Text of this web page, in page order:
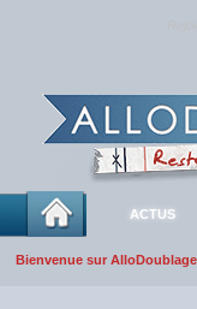
ACTUS
Bienvenue sur